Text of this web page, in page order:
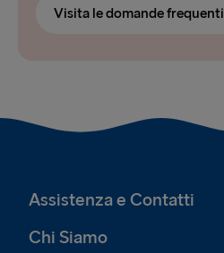
Visita le domande frequenti
Assistenza e Contatti
Chi Siamo